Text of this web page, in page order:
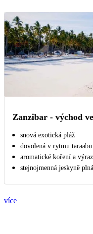
Zanzibar - východ
snová exotická pláž
dovolená v rytmu taraabu
aromatické koření a
stejnojmenná jeskyně
více